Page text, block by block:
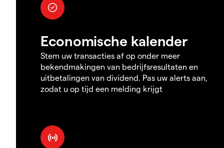
Economische kalender
Stem uw transacties af op onder meer
bekendmakingen van bedrijfsresultaten en
uitbetalingen van dividend. Pas uw alerts aan,
zodat u op tijd een melding krijgt